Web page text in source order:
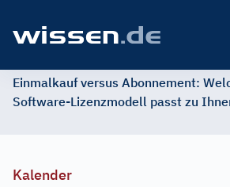
Einmalkauf versus Abonnement:
Software-Lizenzmodell passt zu
Kalender